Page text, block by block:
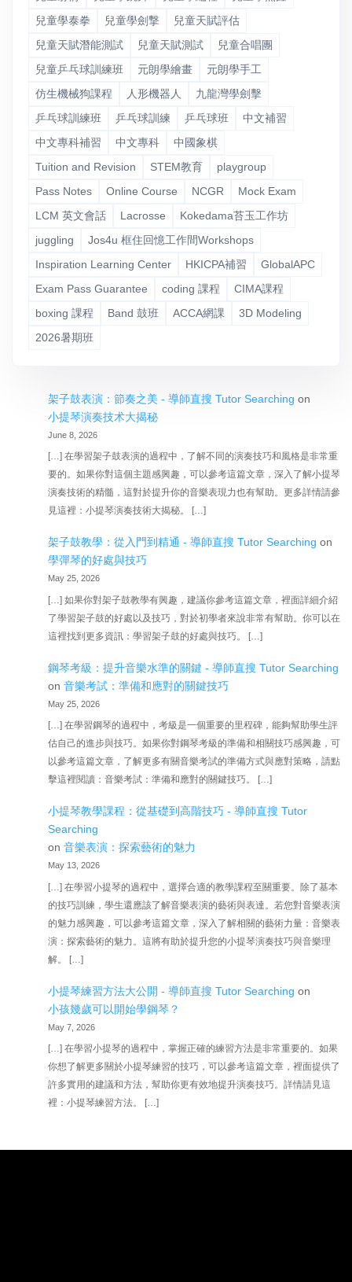
兒童學泰拳
兒童學劍撃
兒童天賦評估
兒童天賦潛能測試
兒童天賦測試
兒童合唱團
兒童乒乓球訓練班
元朗學繪畫
元朗學手工
仿生機械狗課程
人形機器人
九龍灣學劍擊
乒乓球訓練班
乒乓球訓練 乒乓球班
中文補習
中文專科補習
中文專科
中國象棋
Tuition and Revision
STEM教育
playgroup
Pass Notes
Online Course NCGR
Mock Exam
LCM 英文會話
Lacrosse
Kokedama苔玉工作坊
juggling
Jos4u 框住回憶工作間Workshops
Inspiration Learning Center
HKICPA補習
GlobalAPC
Exam Pass Guarantee
coding 課程
CIMA課程
boxing 課程
Band 鼓班 ACCA網課
3D Modeling
2026暑期班
架子鼓表演：節奏之美 - 導師直搜 Tutor Searching on
小提琴演奏技术大揭秘
June 8, 2026
[…] 在學習架子鼓表演的過程中，了解不同的演奏技巧和風格是非常重
要的。如果你對這個主題感興趣，可以參考這篇文章，深入了解小提琴
演奏技術的精髓，這對於提升你的音樂表現力也有幫助。更多詳情請參
見這裡：小提琴演奏技術大揭秘。 […]
架子鼓教學：從入門到精通 - 導師直搜 Tutor Searching on
學彈琴的好處與技巧
May 25, 2026
[…] 如果你對架子鼓教學有興趣，建議你參考這篇文章，裡面詳細介紹
了學習架子鼓的好處以及技巧，對於初學者來說非常有幫助。你可以在
這裡找到更多資訊：學習架子鼓的好處與技巧。 […]
鋼琴考級：提升音樂水準的關鍵 - 導師直搜 Tutor Searching
on 音樂考試：準備和應對的關鍵技巧
May 25, 2026
[…] 在學習鋼琴的過程中，考級是一個重要的里程碑，能夠幫助學生評
估自己的進步與技巧。如果你對鋼琴考級的準備和相關技巧感興趣，可
以參考這篇文章，了解更多有關音樂考試的準備方式與應對策略，請點
擊這裡閱讀：音樂考試：準備和應對的關鍵技巧。 […]
小提琴教學課程：從基礎到高階技巧 - 導師直搜 Tutor
Searching
on 音樂表演：探索藝術的魅力
May 13, 2026
[…] 在學習小提琴的過程中，選擇合適的教學課程至關重要。除了基本
的技巧訓練，學生還應該了解音樂表演的藝術與表達。若您對音樂表演
的魅力感興趣，可以參考這篇文章，深入了解相關的藝術力量：音樂表
演：探索藝術的魅力。這將有助於提升您的小提琴演奏技巧與音樂理
解。 […]
小提琴練習方法大公開 - 導師直搜 Tutor Searching on
小孩幾歲可以開始學鋼琴？
May 7, 2026
[…] 在學習小提琴的過程中，掌握正確的練習方法是非常重要的。如果
你想了解更多關於小提琴練習的技巧，可以參考這篇文章，裡面提供了
許多實用的建議和方法，幫助你更有效地提升演奏技巧。詳情請見這
裡：小提琴練習方法。 […]